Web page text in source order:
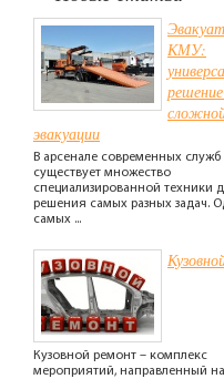
КМУ:
эвакуации
В арсенале современных служб
существует множество
специализированной техники
решения самых разных задач.
самых ...
Кузовной ремонт – комплекс
мероприятий, направленный на